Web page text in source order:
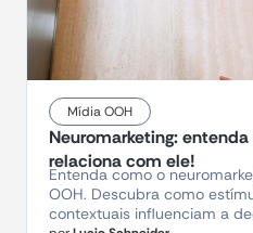
Mídia OOH
Neuromarketing:
relaciona com ele!
Entenda como o
OOH. Descubra como
contextuais influenciam a